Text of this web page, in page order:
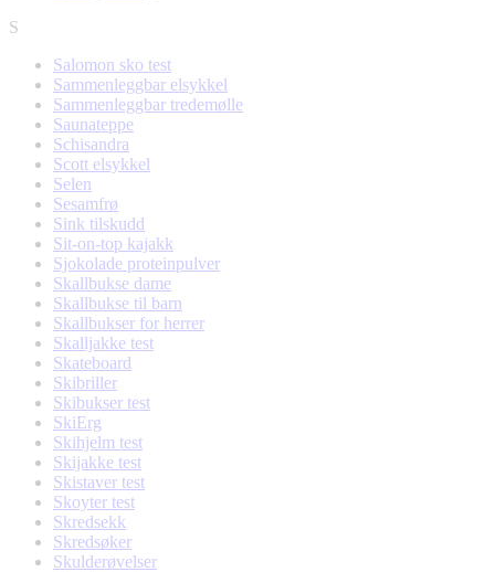
S
Salomon sko test
Sammenleggbar elsykkel
Sammenleggbar tredemølle
Saunateppe
Schisandra
Scott elsykkel
Selen
Sesamfrø
Sink tilskudd
Sit-on-top kajakk
Sjokolade proteinpulver
Skallbukse dame
Skallbukse til barn
Skallbukser for herrer
Skalljakke test
Skateboard
Skibriller
Skibukser test
SkiErg
Skihjelm test
Skijakke test
Skistaver test
Skoyter test
Skredsekk
Skredsøker
Skulderøvelser